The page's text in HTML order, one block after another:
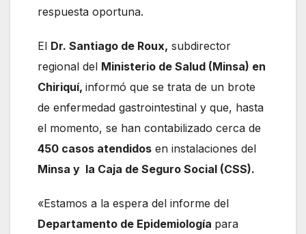
respuesta oportuna.
El Dr. Santiago de Roux, subdirector
regional del Ministerio de Salud (Minsa) en
Chiriquí, informó que se trata de un brote
de enfermedad gastrointestinal y que, hasta
el momento, se han contabilizado cerca de
450 casos atendidos en instalaciones del
Minsa y la Caja de Seguro Social (CSS).
«Estamos a la espera del informe del
Departamento de Epidemiología para